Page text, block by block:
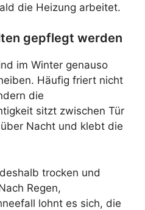
die Heizung arbeitet.
gepflegt werden
im Winter genauso
Häufig friert nicht
die
sitzt zwischen Tür
Nacht und klebt die
trocken und
Regen,
lohnt es sich, die